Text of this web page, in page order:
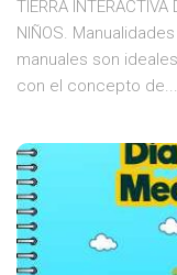
TIERRA
NIÑOS.
manuales son
con el concepto de...